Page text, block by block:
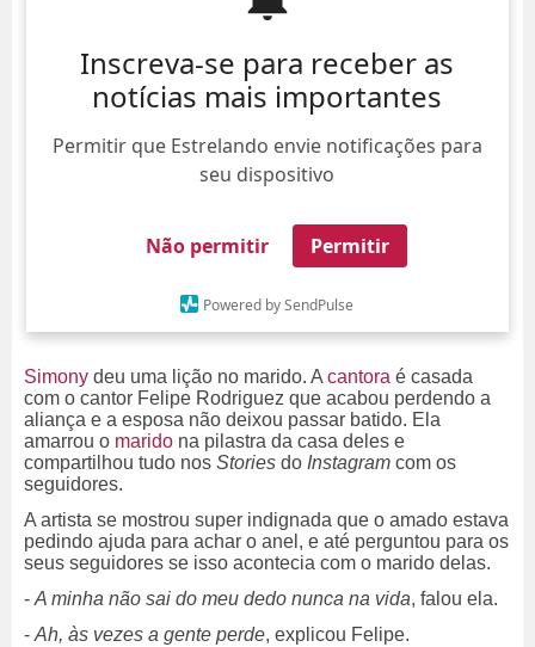
Inscreva-se para receber as
notícias mais importantes
Permitir que Estrelando envie notificações para
seu dispositivo
Não permitir Permitir
Powered by SendPulse
Simony deu uma lição no marido. A cantora é casada
com o cantor Felipe Rodriguez que acabou perdendo a
aliança e a esposa não deixou passar batido. Ela
amarrou o marido na pilastra da casa deles e
compartilhou tudo nos Stories do Instagram com os
seguidores.
A artista se mostrou super indignada que o amado estava
pedindo ajuda para achar o anel, e até perguntou para os
seus seguidores se isso acontecia com o marido delas.
- A minha não sai do meu dedo nunca na vida, falou ela.
- Ah, às vezes a gente perde, explicou Felipe.